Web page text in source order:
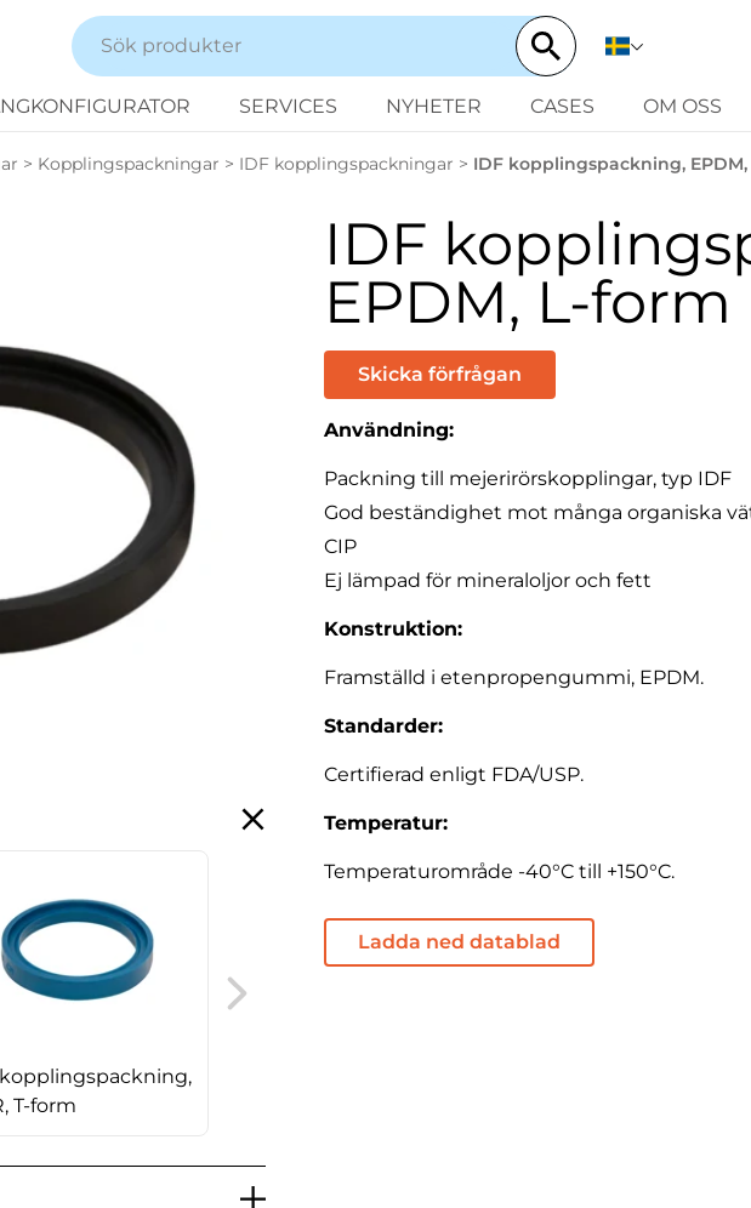
SERVICES NYHETER CASES OM OSS
> Kopplingspackningar > IDF kopplingspackningar > IDF kopplingspackning,
T-form
IDF kopplingspackning,
IDF
EPDM, L-form
Skicka förfrågan
Användning:
Packning till mejerirörskopplingar, typ IDF
God beständighet mot många organiska
CIP
Ej lämpad för mineraloljor och fett
Konstruktion:
Framställd i etenpropengummi, EPDM.
Standarder:
Certifierad enligt FDA/USP.
Temperatur:
Temperaturområde -40°C till +150°C.
Ladda ned datablad